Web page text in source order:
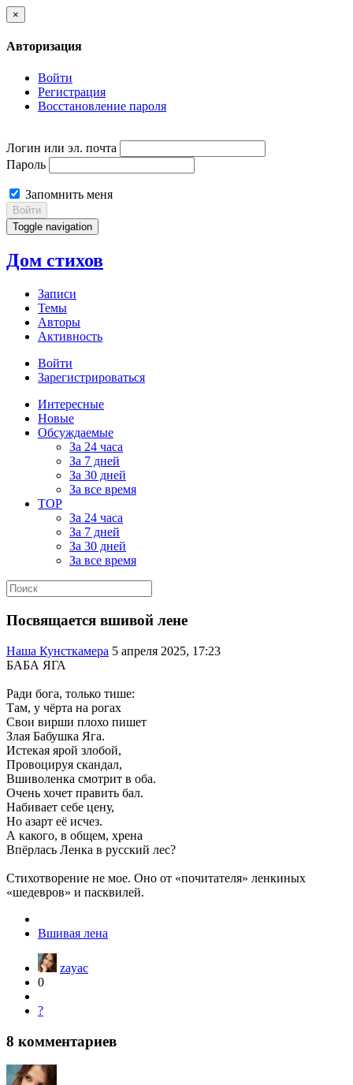
×
Авторизация
Войти
Регистрация
Восстановление пароля
Логин или эл. почта
Пароль
Запомнить меня
Войти
Toggle navigation
Дом стихов
Записи
Темы
Авторы
Активность
Войти
Зарегистрироваться
Интересные
Новые
Обсуждаемые
За 24 часа
За 7 дней
За 30 дней
За все время
TOP
За 24 часа
За 7 дней
За 30 дней
За все время
Посвящается вшивой лене
Наша Кунсткамера 5 апреля 2025, 17:23
БАБА ЯГА
Ради бога, только тише:
Там, у чёрта на рогах
Свои вирши плохо пишет
Злая Бабушка Яга.
Истекая ярой злобой,
Провоцируя скандал,
Вшиволенка смотрит в оба.
Очень хочет править бал.
Набивает себе цену,
Но азарт её исчез.
А какого, в общем, хрена
Впёрлась Ленка в русский лес?
Стихотворение не мое. Оно от «почитателя» ленкиных
«шедевров» и пасквилей.
Вшивая лена
zayac
0
?
8 комментариев